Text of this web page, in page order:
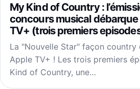
My Kind of Country :
concours musical
TV+ (trois premiers
La "Nouvelle Star" façon country
Apple TV+ ! Les trois premiers
Kind of Country, une…